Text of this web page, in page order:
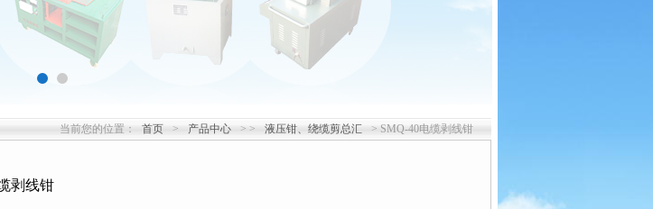
当前您的位置： 首页 > 产品中心 > > 液压钳、绕缆剪总汇 > SMQ-40电缆剥线钳
剥线钳